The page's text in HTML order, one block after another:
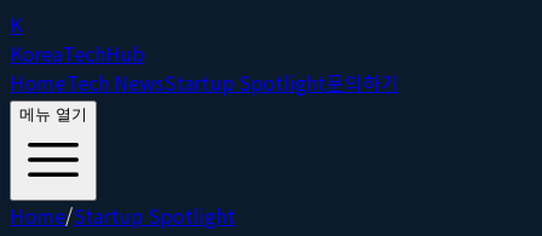
K
KoreaTechHub
HomeTech NewsStartup Spotlight문의하기
메뉴 열기
Home/Startup Spotlight